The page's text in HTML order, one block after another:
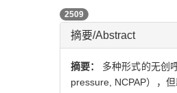
2509
摘要/Abstract
摘要： 多种形式的无创
pressure, NCPAP），